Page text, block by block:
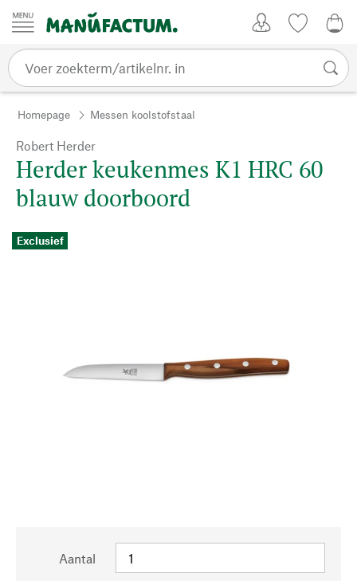
Passer au contenu
Homepage Messen koolstofstaal
Robert Herder
Herder keukenmes K1 HRC 60
blauw doorboord
Exclusief
Aantal